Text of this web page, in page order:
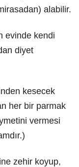
alabilir.
evinde kendi
diyet
kesecek
her bir parmak
vermesi
zehir koyup,